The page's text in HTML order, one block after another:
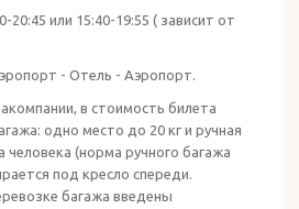
20:45 или 15:40-19:55 ( зависит от
- Отель - Аэропорт.
в стоимость билета
одно место до 20 кг и ручная
человека (норма ручного багажа
под кресло спереди.
багажа введены